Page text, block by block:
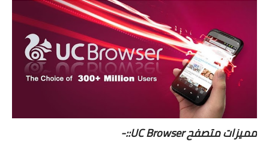
مميزات متصفح UC Browser::-